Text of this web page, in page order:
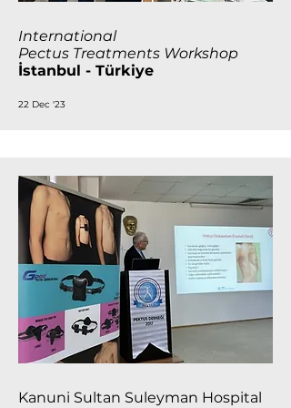
International
Pectus Treatments Workshop
İstanbul - Türkiye
22 Dec '23
Kanuni Sultan Suleyman Hospital